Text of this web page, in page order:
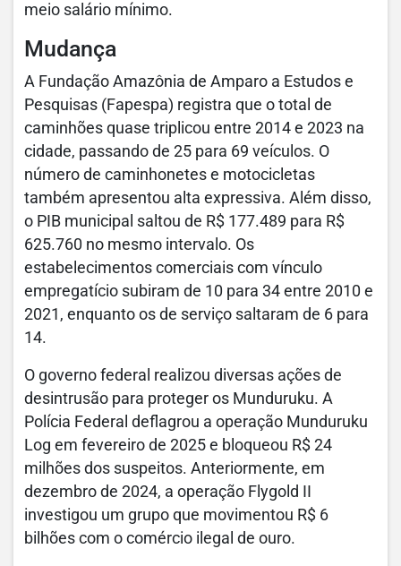
meio salário mínimo.
Mudança
A Fundação Amazônia de Amparo a Estudos e
Pesquisas (Fapespa) registra que o total de
caminhões quase triplicou entre 2014 e 2023 na
cidade, passando de 25 para 69 veículos. O
número de caminhonetes e motocicletas
também apresentou alta expressiva. Além disso,
o PIB municipal saltou de R$ 177.489 para R$
625.760 no mesmo intervalo. Os
estabelecimentos comerciais com vínculo
empregatício subiram de 10 para 34 entre 2010 e
2021, enquanto os de serviço saltaram de 6 para
14.
O governo federal realizou diversas ações de
desintrusão para proteger os Munduruku. A
Polícia Federal deflagrou a operação Munduruku
Log em fevereiro de 2025 e bloqueou R$ 24
milhões dos suspeitos. Anteriormente, em
dezembro de 2024, a operação Flygold II
investigou um grupo que movimentou R$ 6
bilhões com o comércio ilegal de ouro.